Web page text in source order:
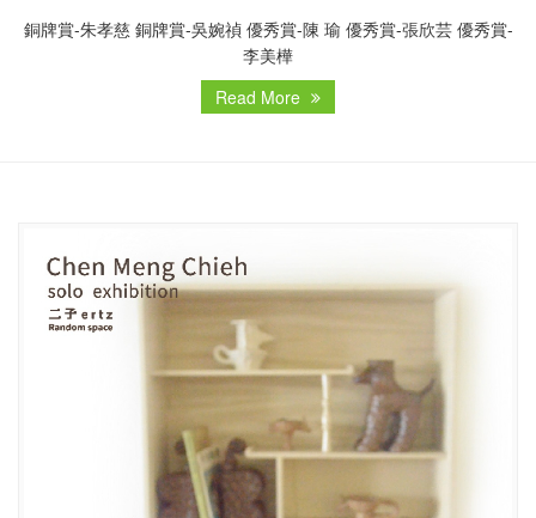
銅牌賞-朱孝慈 銅牌賞-吳婉禎 優秀賞-陳 瑜 優秀賞-張欣芸 優秀賞-
李美樺
Read More